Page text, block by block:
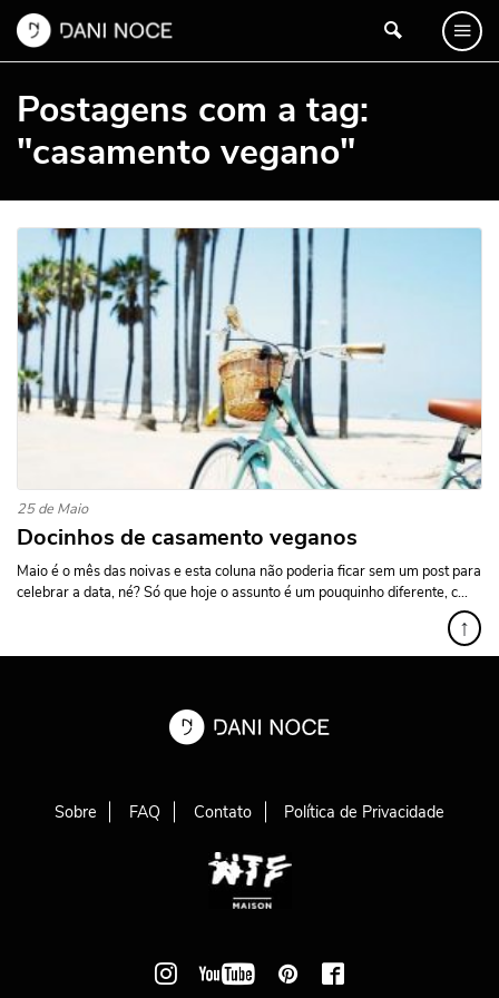
Postagens com a tag:
"casamento vegano"
25 de Maio
Docinhos de casamento veganos
Maio é o mês das noivas e esta coluna não poderia ficar sem um post para
celebrar a data, né? Só que hoje o assunto é um pouquinho diferente, c...
↑
Sobre FAQ Contato Política de Privacidade